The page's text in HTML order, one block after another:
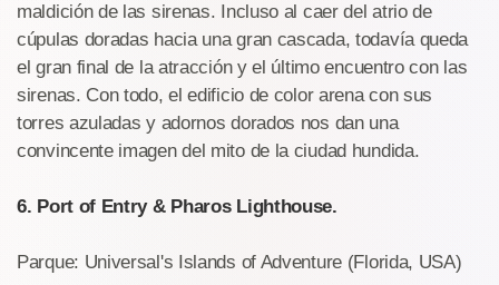
maldición de las sirenas. Incluso al caer del atrio de
cúpulas doradas hacia una gran cascada, todavía queda
el gran final de la atracción y el último encuentro con las
sirenas. Con todo, el edificio de color arena con sus
torres azuladas y adornos dorados nos dan una
convincente imagen del mito de la ciudad hundida.
6. Port of Entry & Pharos Lighthouse.
Parque: Universal's Islands of Adventure (Florida, USA)